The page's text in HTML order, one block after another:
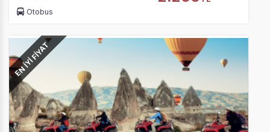
Otobus
EN İYİ FİYAT